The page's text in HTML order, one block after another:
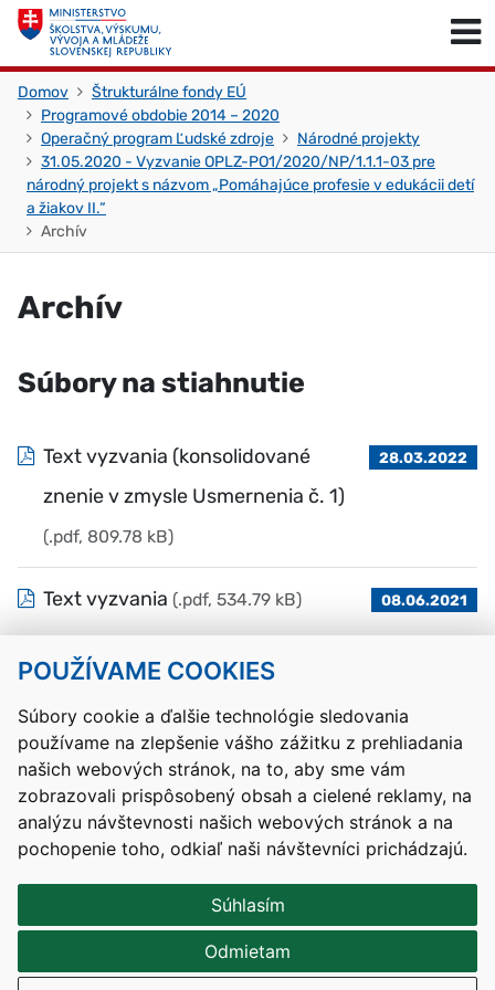
POUŽÍVAME COOKIES
Súbory cookie a ďalšie technológie sledovania
používame na zlepšenie vášho zážitku z prehliadania
našich webových stránok, na to, aby sme vám
zobrazovali prispôsobený obsah a cielené reklamy, na
analýzu návštevnosti našich webových stránok a na
pochopenie toho, odkiaľ naši návštevníci prichádzajú.
Súhlasím
Odmietam
Skočiť na obsah
Domov
Štrukturálne fondy EÚ
Programové obdobie 2014 – 2020
Operačný program Ľudské zdroje
Národné projekty
31.05.2020 - Vyzvanie OPLZ-PO1/2020/NP/1.1.1-03 pre
národný projekt s názvom „Pomáhajúce profesie v edukácii detí
a žiakov II.“
Archív
Archív
Súbory na stiahnutie
Text vyzvania (konsolidované
znenie v zmysle Usmernenia č. 1)
(.pdf, 809.78 kB)
28.03.2022
Text vyzvania (.pdf, 534.79 kB) 08.06.2021
Skočiť na začiatok stránky
Kontakty Mapa stránky RSS
Vyhlásenie o prístupnosti
Nastavenia cookies
Prevádzkovateľom služby je Ministerstvo školstva, výskumu,
vývoja a mládeže Slovenskej republiky.